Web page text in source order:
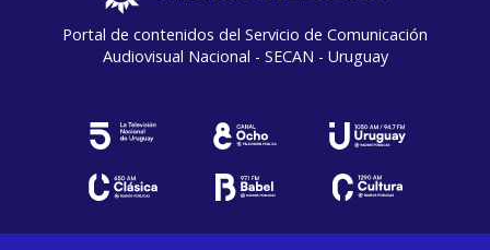
Portal de contenidos del Servicio de Comunicación
Audiovisual Nacional - SECAN - Uruguay